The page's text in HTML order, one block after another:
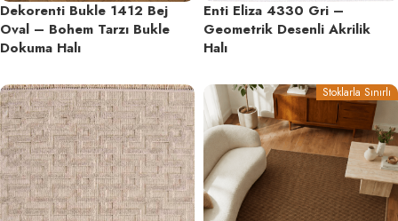
Dekorenti Bukle 1412 Bej
Oval – Bohem Tarzı Bukle
Dokuma Halı
Enti Eliza 4330 Gri –
Geometrik Desenli Akrilik
Halı
Stoklarla Sınırlı